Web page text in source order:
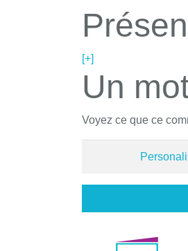
[+]
Un
Voyez ce que ce